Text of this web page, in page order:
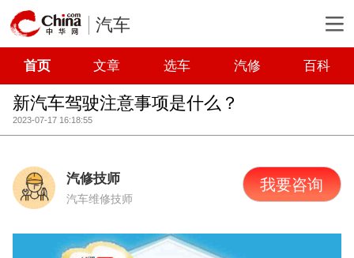
汽车
首页 文章 选车 汽修 百科
新汽车驾驶注意事项是什么？
2023-07-17 16:18:55
汽修技师
汽车维修技师
我要咨询